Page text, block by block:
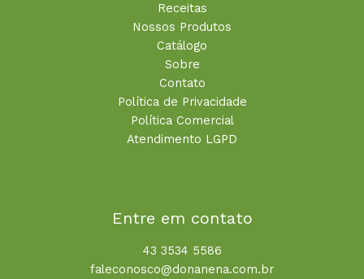
Receitas
Nossos Produtos
Catálogo
Sobre
Contato
Política de Privacidade
Política Comercial
Atendimento LGPD
Entre em contato
43 3534 5586
faleconosco@donanena.com.br